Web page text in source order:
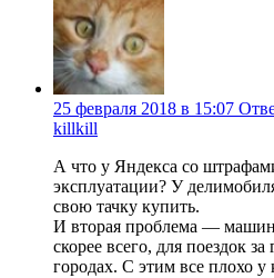
25 февраля 2018 в 15:07
killkill
А что у Яндекса со
эксплуатации? У
свою тачку купить.
И вторая проблема —
скорее всего, для поездок
городах. С этим все плохо у